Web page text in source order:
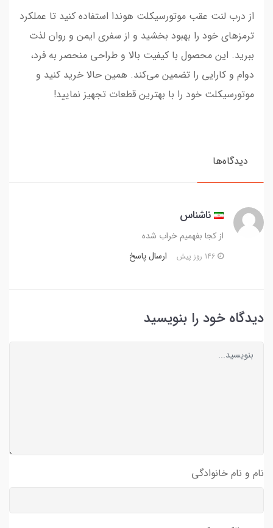
از درب لنت عقب موتورسیکلت هوندا استفاده کنید تا عملکرد
ترمزهای خود را بهبود بخشید و از سفری ایمن و روان لذت
ببرید. این محصول با کیفیت بالا و طراحی منحصر به فرد،
دوام و کارایی را تضمین می‌کند. همین حالا خرید کنید و
موتورسیکلت خود را با بهترین قطعات تجهیز نمایید!
دیدگاه‌ها
ناشناس
از کجا بفهمیم خراب شده
ارسال پاسخ
دیدگاه خود را بنویسید
نام و نام خانوادگی